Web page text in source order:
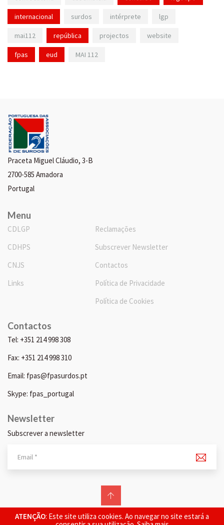
ATENÇÃO: Este site utiliza cookies. Ao navegar no site estará a
internacional surdos intérprete lgp
mai112 república projectos website
fpas eud MAI 112
Praceta Miguel Cláudio, 3-B
2700-585 Amadora
Portugal
Menu
CDLGP
CDHPS
CNJS
Links
Reclamações
Subscrever Newsletter
Contactos
Política de Privacidade
Política de Cookies
Contactos
Tel: +351 214 998 308
Fax: +351 214 998 310
Email: fpas@fpasurdos.pt
Skype: fpas_portugal
Newsletter
Subscrever a newsletter
© 2026 FPAS. Todos os direitos reservados.